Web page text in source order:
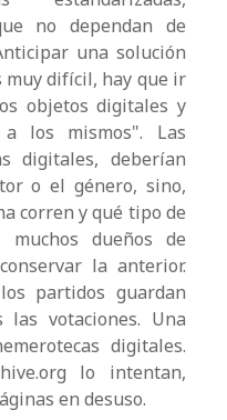
no dependan de
una solución
muy difícil, hay que ir
objetos digitales y
a los mismos". Las
digitales, deberían
o el género, sino,
corren y qué tipo de
dueños de
la anterior.
partidos guardan
votaciones. Una
digitales.
lo intentan,
en desuso.